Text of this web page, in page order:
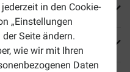
in den Cookie-
„Einstellungen
Seite ändern.
wie wir mit Ihren
Daten